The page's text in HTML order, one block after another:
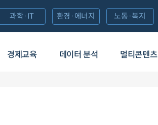
경제교육 데이터 분석 멀티콘텐츠
과학·IT 환경·에너지 노동·복지